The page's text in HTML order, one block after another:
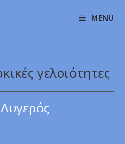
MENU
γελοιότητες